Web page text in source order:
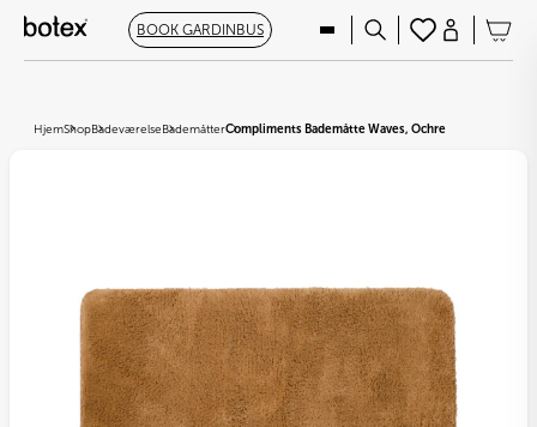
BOOK GARDINBUS
HjemShopBadeværelseBademåtterCompliments Bademåtte Waves, Ochre